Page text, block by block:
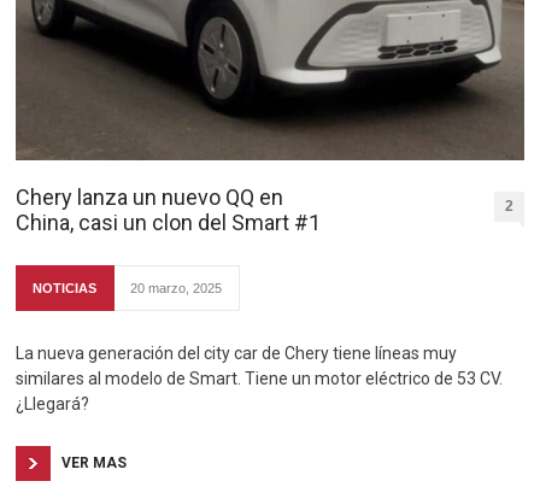
Chery lanza un nuevo QQ en
China, casi un clon del Smart #1
2
NOTICIAS 20 marzo, 2025
La nueva generación del city car de Chery tiene líneas muy
similares al modelo de Smart. Tiene un motor eléctrico de 53 CV.
¿Llegará?
VER MAS